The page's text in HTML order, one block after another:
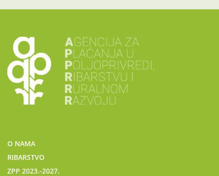
O NAMA
RIBARSTVO
ZPP 2023.-2027.